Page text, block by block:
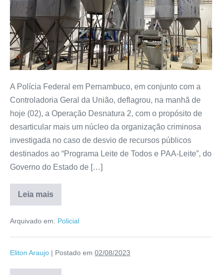
A Polícia Federal em Pernambuco, em conjunto com a
Controladoria Geral da União, deflagrou, na manhã de
hoje (02), a Operação Desnatura 2, com o propósito de
desarticular mais um núcleo da organização criminosa
investigada no caso de desvio de recursos públicos
destinados ao “Programa Leite de Todos e PAA-Leite”, do
Governo do Estado de […]
Leia mais
Arquivado em: Policial
Eliton Araujo | Postado em 02/08/2023